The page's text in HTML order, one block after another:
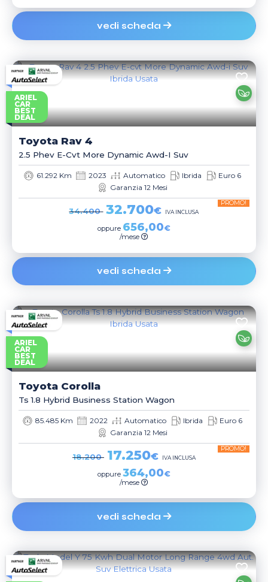
vedi scheda
ARIEL
CAR
BEST
DEAL
Toyota Rav 4
2.5 Phev E-Cvt More Dynamic Awd-I Suv
61.292 Km 2023 Automatico Ibrida
Euro 6
Garanzia 12 Mesi
34.400 32.700€
PROMO!
IVA INCLUSA
oppure 656,00€
/mese
vedi scheda
ARIEL
CAR
BEST
DEAL
Toyota Corolla
Ts 1.8 Hybrid Business Station Wagon
85.485 Km 2022 Automatico Ibrida
Euro 6
Garanzia 12 Mesi
18.200 17.250€
PROMO!
IVA INCLUSA
oppure 364,00€
/mese
vedi scheda